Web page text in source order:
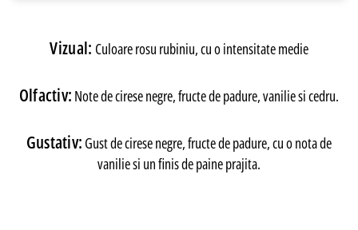
Vizual: Culoare rosu rubiniu, cu o intensitate medie
Olfactiv: Note de cirese negre, fructe de padure, vanilie si cedru.
Gustativ: Gust de cirese negre, fructe de padure, cu o nota de
vanilie si un finis de paine prajita.